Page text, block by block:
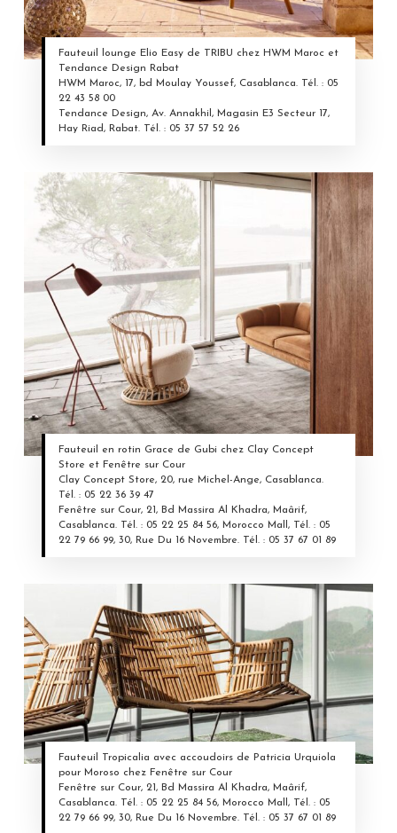
Fauteuil lounge Elio Easy de TRIBU chez HWM Maroc et
Tendance Design Rabat
HWM Maroc, 17, bd Moulay Youssef, Casablanca. Tél. : 05
22 43 58 00
Tendance Design, Av. Annakhil, Magasin E3 Secteur 17,
Hay Riad, Rabat. Tél. : 05 37 57 52 26
Fauteuil en rotin Grace de Gubi chez Clay Concept
Store et Fenêtre sur Cour
Clay Concept Store, 20, rue Michel-Ange, Casablanca.
Tél. : 05 22 36 39 47
Fenêtre sur Cour, 21, Bd Massira Al Khadra, Maârif,
Casablanca. Tél. : 05 22 25 84 56, Morocco Mall, Tél. : 05
22 79 66 99, 30, Rue Du 16 Novembre. Tél. : 05 37 67 01 89
Fauteuil Tropicalia avec accoudoirs de Patricia Urquiola
pour Moroso chez Fenêtre sur Cour
Fenêtre sur Cour, 21, Bd Massira Al Khadra, Maârif,
Casablanca. Tél. : 05 22 25 84 56, Morocco Mall, Tél. : 05
22 79 66 99, 30, Rue Du 16 Novembre. Tél. : 05 37 67 01 89